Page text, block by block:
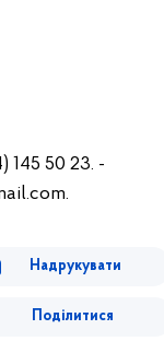
145 50 23. -
.
Надрукувати
Поділитися